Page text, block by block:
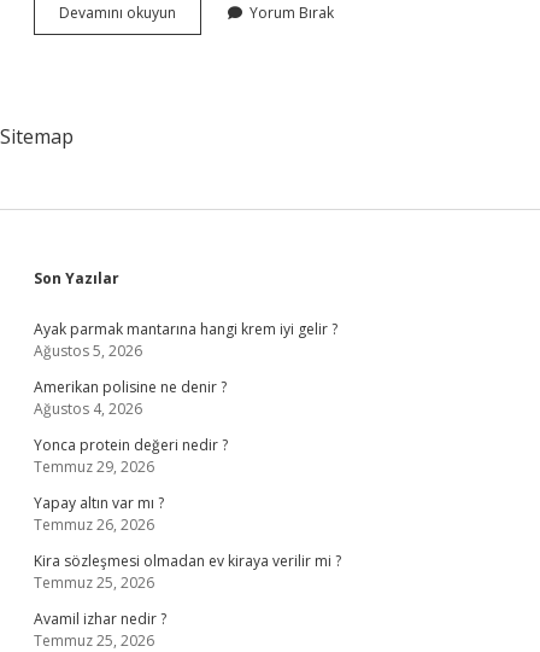
Devamını okuyun Konseye
Girmek
Yorum Bırak
Sitemap
Sidebar
Son Yazılar
Ayak parmak mantarına hangi krem iyi gelir ?
Ağustos 5, 2026
Amerikan polisine ne denir ?
Ağustos 4, 2026
Yonca protein değeri nedir ?
Temmuz 29, 2026
Yapay altın var mı ?
Temmuz 26, 2026
Kira sözleşmesi olmadan ev kiraya verilir mi ?
Temmuz 25, 2026
Avamil izhar nedir ?
Temmuz 25, 2026